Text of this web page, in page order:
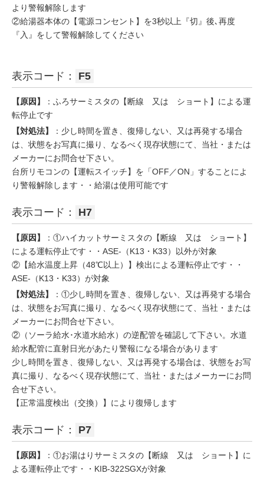
より警報解除します
②給湯器本体の【電源コンセント】を3秒以上『切』後､再度
『入』をして警報解除してください
表示コード： F5
【原因】
：ふろサーミスタの【断線 又は ショート】による運
転停止です
【対処法】
：少し時間を置き、復帰しない、又は再発する場合
は、状態をお写真に撮り、なるべく現存状態にて、当社・または
メーカーにお問合せ下さい。
台所リモコンの【運転スイッチ】を「OFF／ON」することによ
り警報解除します・・給湯は使用可能です
表示コード： H7
【原因】
：①ハイカットサーミスタの【断線 又は ショート】
による運転停止です・・ASE-（K13・K33）以外が対象
②【給水温度上昇（48℃以上）】検出による運転停止です・・
ASE-（K13・K33）が対象
【対処法】
：①少し時間を置き、復帰しない、又は再発する場合
は、状態をお写真に撮り、なるべく現存状態にて、当社・または
メーカーにお問合せ下さい。
②（ソーラ給水･水道水給水）の逆配管を確認して下さい。水道
給水配管に直射日光があたり警報になる場合があります
少し時間を置き、復帰しない、又は再発する場合は、状態をお写
真に撮り、なるべく現存状態にて、当社・またはメーカーにお問
合せ下さい。
【正常温度検出（交換）】により復帰します
表示コード： P7
【原因】
：①お湯はりサーミスタの【断線 又は ショート】に
よる運転停止です・・KIB-322SGXが対象